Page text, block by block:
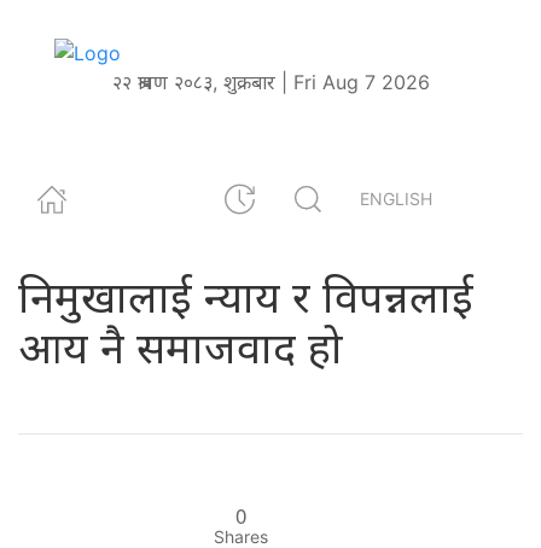
२२ श्रावण २०८३, शुक्रबार | Fri Aug 7 2026
ENGLISH
निमुखालाई न्याय र विपन्नलाई
आय नै समाजवाद हो
0
Shares